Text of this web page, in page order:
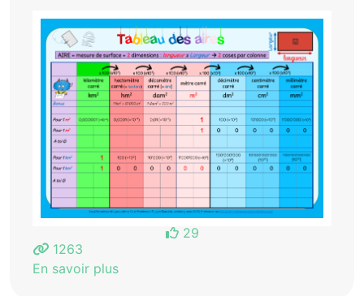
29
1263
En savoir plus